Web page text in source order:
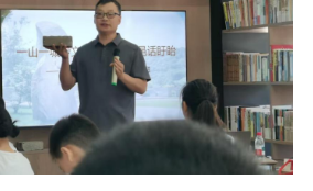
扫黄打非
电影工作
作 电影市场
机关党建